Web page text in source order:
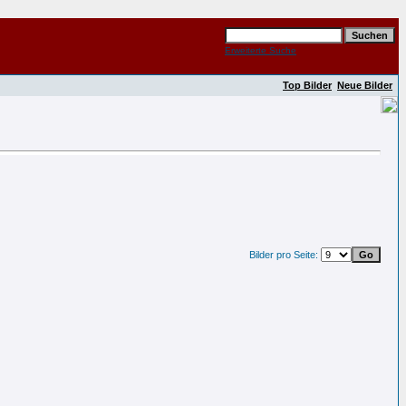
Erweiterte Suche
Top Bilder Neue Bilder
Bilder pro Seite: